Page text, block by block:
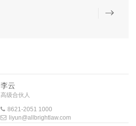
李云
高级合伙人
8621-2051 1000
liyun@allbrightlaw.com